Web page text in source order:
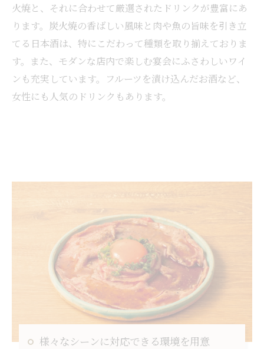
火焼と、それに合わせて厳選されたドリンクが豊富にあ
ります。炭火焼の香ばしい風味と肉や魚の旨味を引き立
てる日本酒は、特にこだわって種類を取り揃えておりま
す。また、モダンな店内で楽しむ宴会にふさわしいワイ
ンも充実しています。フルーツを漬け込んだお酒など、
女性にも人気のドリンクもあります。
様々なシーンに対応できる環境を用意